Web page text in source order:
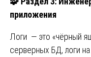
приложения
Логи — это «чёрный
серверных БД, логи